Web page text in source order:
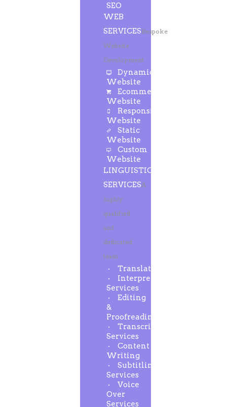
SEO
WEB
SERVICESBespoke
Website
Development
Dynamic
Website
Ecommerce
Website
Responsive
Website
Static
Website
Custom
Website
LINGUISTIC
SERVICESA
highly
qualified
and
dedicated
team
Translation
Interpreting
Services
Editing
&
Proofreading
Transcription
Services
Content
Writing
Subtitling
Services
Voice
Over
Services